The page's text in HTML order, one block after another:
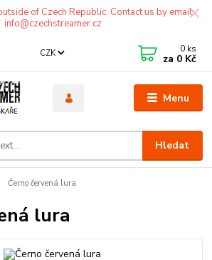
of Czech Republic. Contact us by email:
info@czechstreamer.cz
Menu
CZK
Hledat
0 ks
za 0 Kč
Černo červená lura
lura